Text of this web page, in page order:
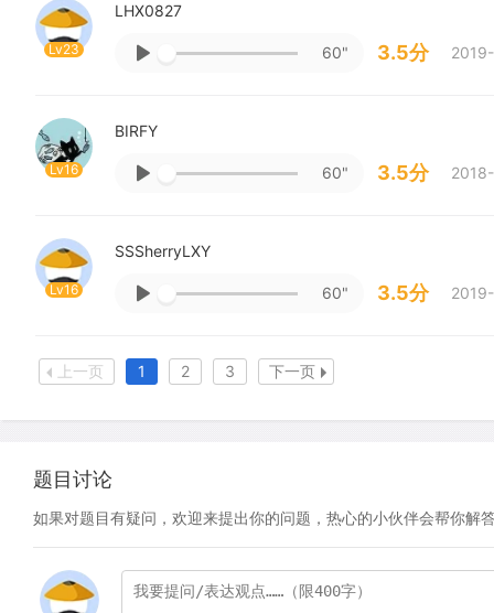
Lv23
LHX0827
60" 3.5分
Lv16
BIRFY
60" 3.5分
Lv16
SSSherryLXY
60" 3.5分
上一页 1 2 3 下一页
题目讨论
如果对题目有疑问，欢迎来提出你的问题，热心的小伙伴会帮你解